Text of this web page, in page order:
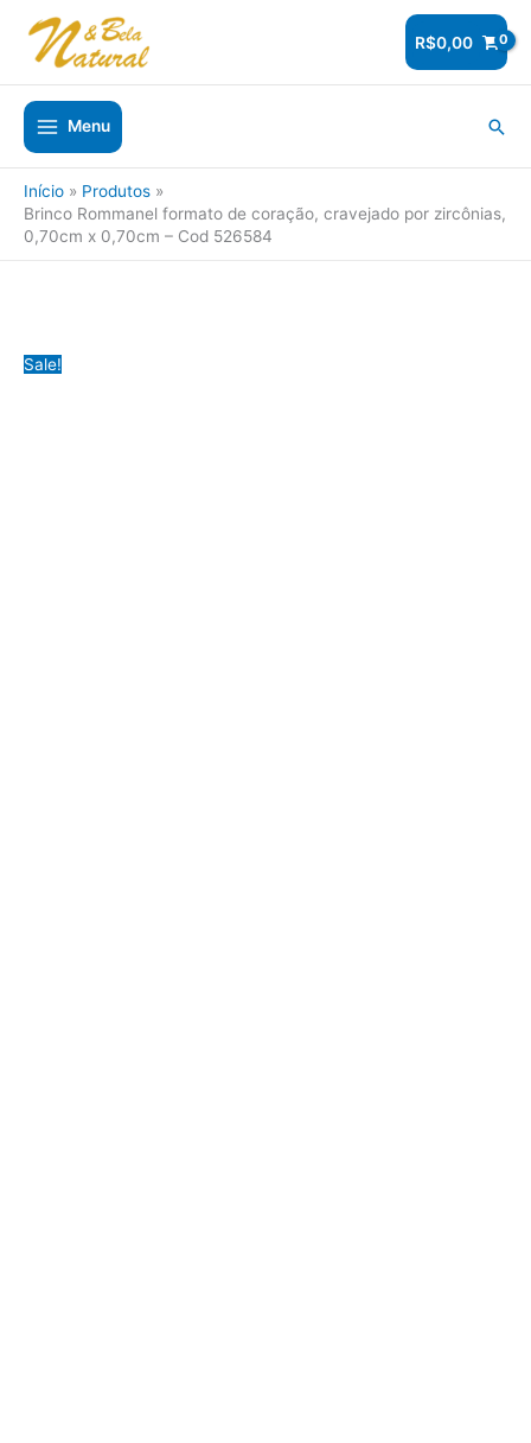
para
conteúdo
R$0,00
Menu
Início
Produtos
Brinco Rommanel formato de coração, cravejado por zircônias,
0,70cm x 0,70cm – Cod 526584
Sale!